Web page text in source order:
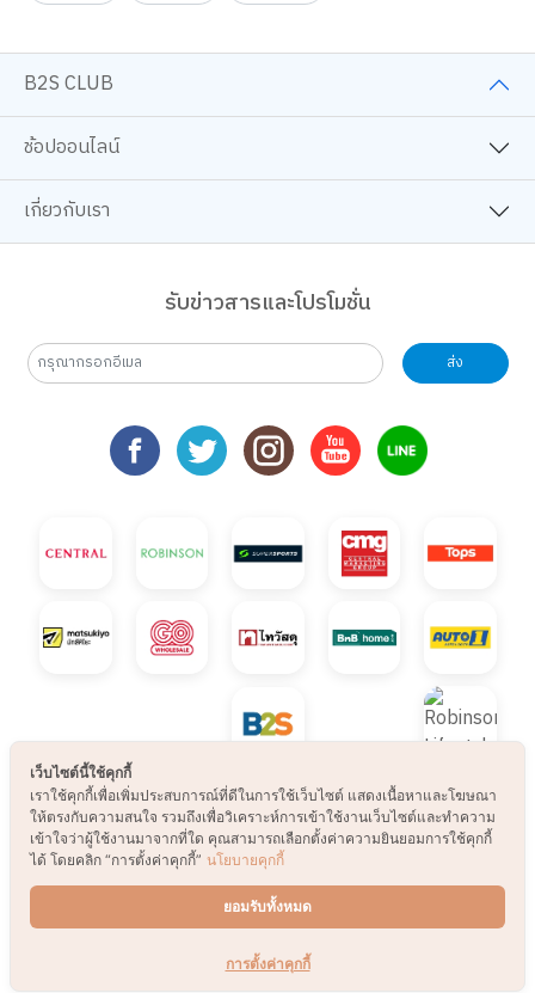
B2S CLUB
ช้อปออนไลน์
เกี่ยวกับเรา
รับข่าวสารและโปรโมชั่น
ส่ง
© 2021 B2S CLUB, All rights reserved. Web
Design by1001click.
เว็บไซต์นี้ใช้คุกกี้
เราใช้คุกกี้เพื่อเพิ่มประสบการณ์ที่ดีในการใช้เว็บไซต์ แสดงเนื้อหาและโฆษณา
ให้ตรงกับความสนใจ รวมถึงเพื่อวิเคราะห์การเข้าใช้งานเว็บไซต์และทำความ
เข้าใจว่าผู้ใช้งานมาจากที่ใด คุณสามารถเลือกตั้งค่าความยินยอมการใช้คุกกี้
ได้ โดยคลิก “การตั้งค่าคุกกี้” นโยบายคุกกี้
ยอมรับทั้งหมด
การตั้งค่าคุกกี้